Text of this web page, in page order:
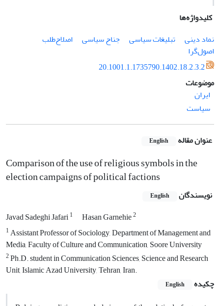
کلیدواژه‌ها
نماد دینی
تبلیغات سیاسی جناح‌ سیاسی
اصلاح‌طلب
اصول‌گرا
20.1001.1.1735790.1402.18.2.3.2
موضوعات
ایران
سیاست
عنوان مقاله English
Comparison of the use of religious symbols in the
election campaigns of political factions
نویسندگان English
Javad Sadeghi Jafari1 Hasan Garnehie2
1Assistant Professor of Sociology, Department of Management and
Media, Faculty of Culture and Communication, Soore University
2Ph.D. student in Communication Sciences, Science and Research
Unit, Islamic Azad University, Tehran, Iran.
چکیده
English